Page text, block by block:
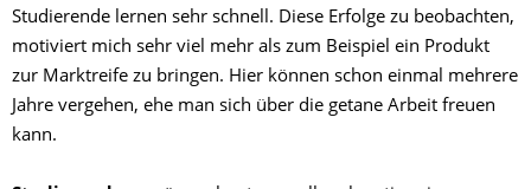
Studierende lernen sehr schnell. Diese Erfolge zu beobachten,
motiviert mich sehr viel mehr als zum Beispiel ein Produkt
zur Marktreife zu bringen. Hier können schon einmal mehrere
Jahre vergehen, ehe man sich über die getane Arbeit freuen
kann.